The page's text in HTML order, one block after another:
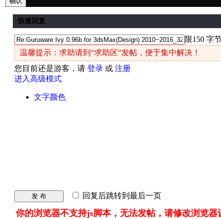
快速回复
限150 字
温馨提示：求助请到“求助区”发帖，便于集中解决！
您目前还是游客，请 登录 或 注册
进入高级模式
文字颜色
发 布 回复后跳转到最后一页
你的浏览器不支持js脚本，无法发帖，请修改浏览器